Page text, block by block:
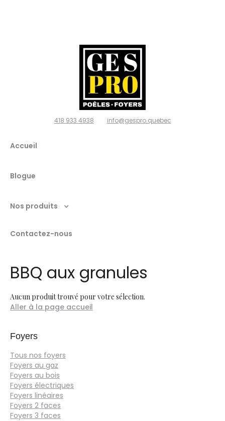
et
foyers,
Ville de
Québec
G2N
418 933 4938 info@gespro.quebec
Accueil
Blogue
Nos produits
Contactez-nous
Foyers
Tous nos foyers
Foyers au gaz
Foyers au bois
Foyers électriques
Foyers linéaires
Foyers 2 faces
Foyers 3 faces
BBQ aux granules
Aucun produit trouvé pour votre sélection.
Aller à la page accueil